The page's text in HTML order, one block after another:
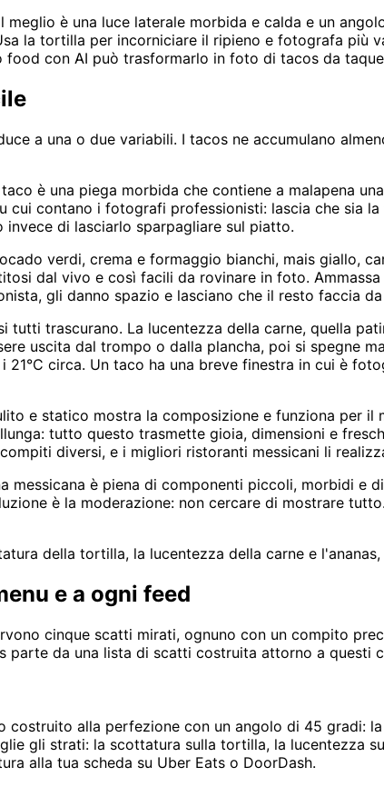
è una luce laterale morbida e calda e un
la tortilla per incorniciare il ripieno e fotografa più
con AI può trasformarlo in foto di tacos da
a una o due variabili. I tacos ne accumulano
è una piega morbida che contiene a malapena
contano i fotografi professionisti: lascia che sia
di lasciarlo sparpagliare sul piatto.
verdi, crema e formaggio bianchi, mais giallo,
dal vivo e così facili da rovinare in foto.
gli danno spazio e lasciano che il resto faccia
tutti trascurano. La lucentezza della carne, quella
uscita dal trompo o dalla plancha, poi si spegne
circa. Un taco ha una breve finestra in cui è
e statico mostra la composizione e funziona per il
tutto questo trasmette gioia, dimensioni e
diversi, e i migliori ristoranti messicani li
messicana è piena di componenti piccoli, morbidi
è la moderazione: non cercare di mostrare
della tortilla, la lucentezza della carne e
e a ogni feed
cinque scatti mirati, ognuno con un compito
da una lista di scatti costruita attorno a questi
alla perfezione con un angolo di 45 gradi:
gli strati: la scottatura sulla tortilla, la lucentezza
alla tua scheda su Uber Eats o DoorDash.